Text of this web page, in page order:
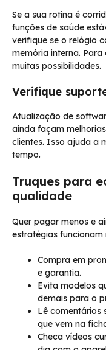
Se a sua rotina é
funções de saúde
verifique se o relógio
memória interna.
muitas possibilidades.
Verifique
Atualização de
ainda façam
clientes. Isso ajuda a
tempo.
Truques para
qualidade
Quer pagar menos e
estratégias funcionam
Compra em
e garantia.
Evita modelos
demais para o
Lê comentários
que vem na
Checa vídeos